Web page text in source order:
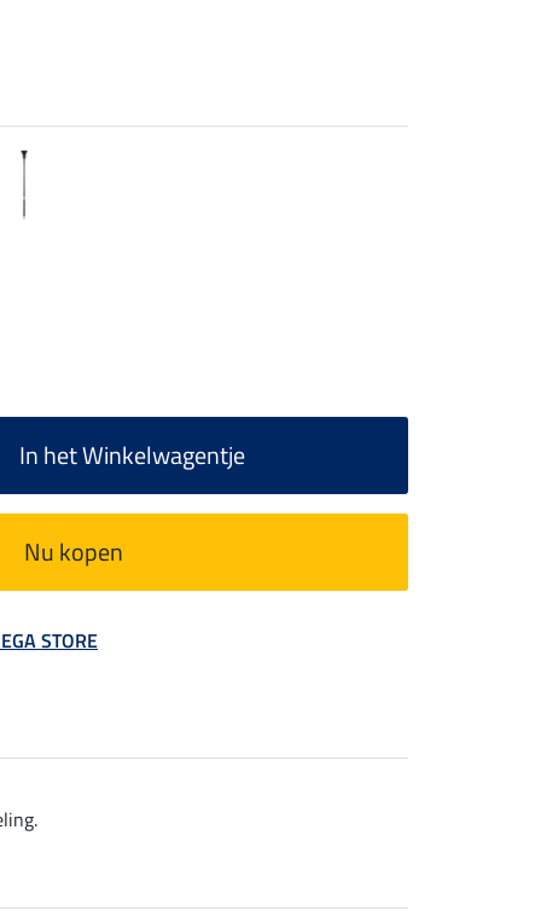
In het Winkelwagentje
Nu kopen
STORE